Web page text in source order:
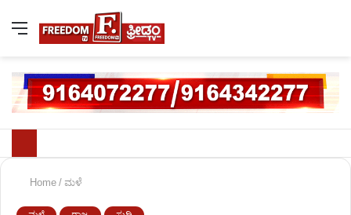
Home / ಮಳೆ